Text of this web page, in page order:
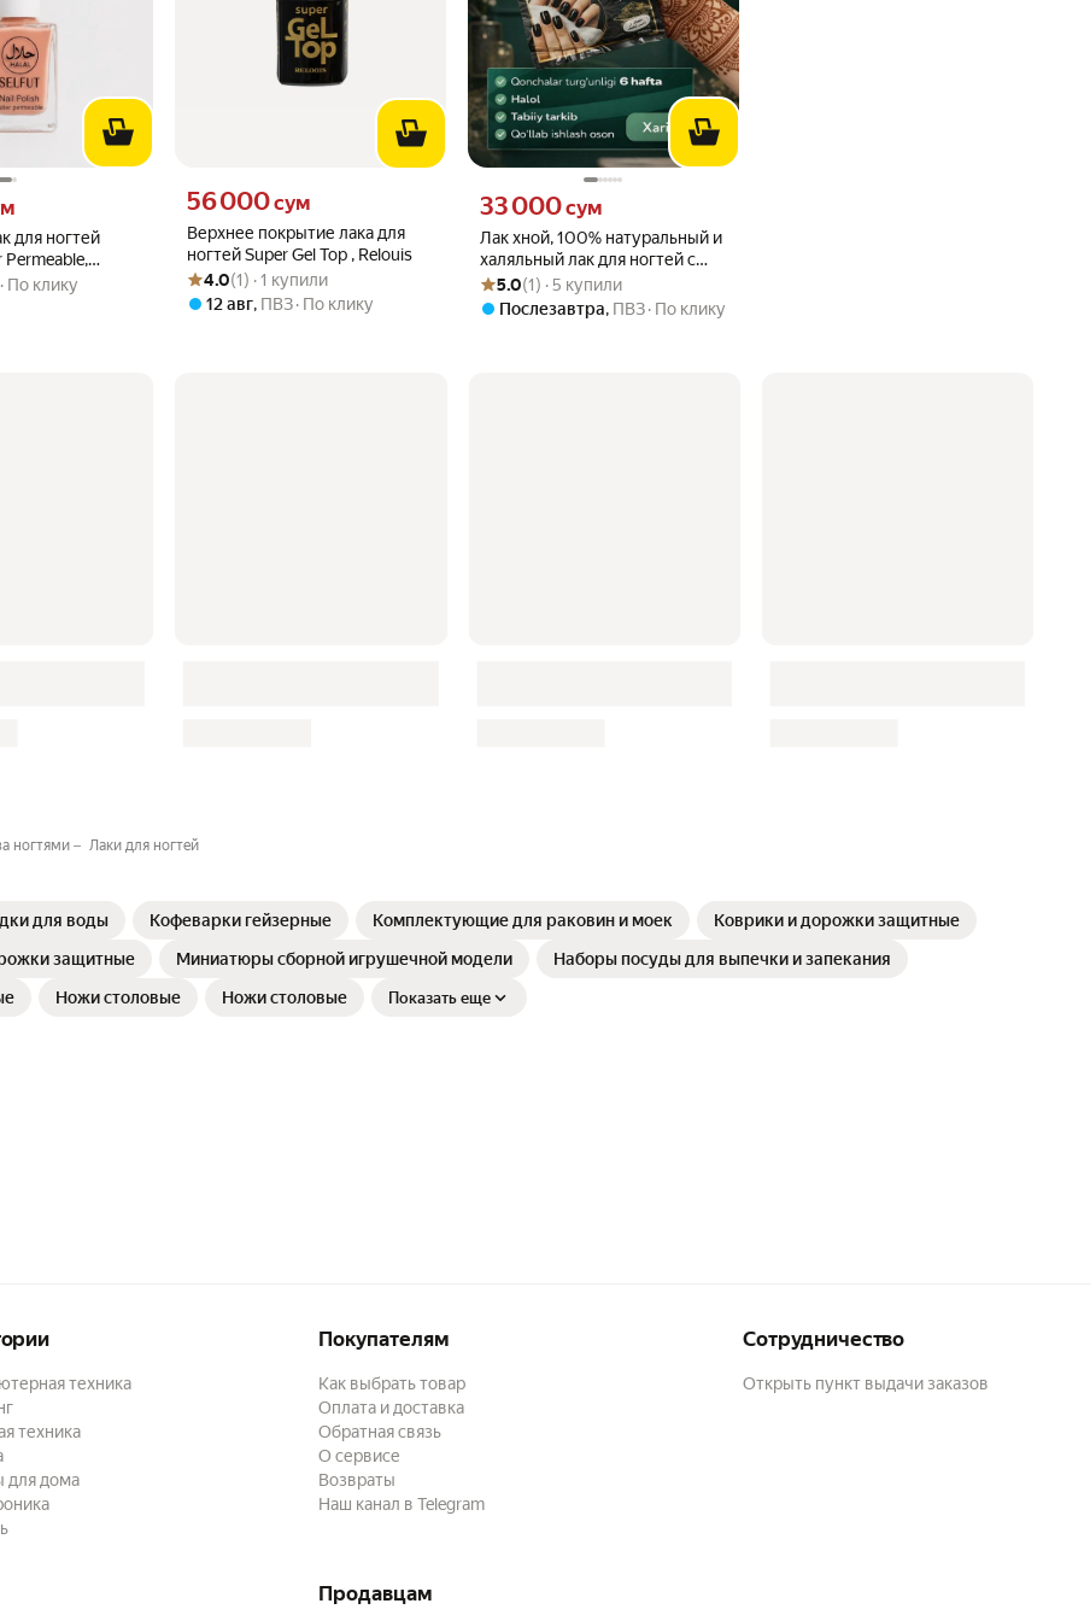
для ногтей
Permeable,
По клику
Верхнее покрытие лака для
ногтей Super Gel Top , Relouis
Цена 56000 сум вместо
56 000сум
Рейтинг товара: 4.0 из 5
Оценок: (1) · 1 купили
4.0(1) · 1 купили
12 авг, ПВЗ По клику
Лак хной, 100% натуральный и
халяльный лак для ногтей с
хной, натуральный лак хной
Jumana
Цена 33000 сум вместо
33 000сум
Рейтинг товара: 5.0 из 5
Оценок: (1) · 5 купили
5.0(1) · 5 купили
Послезавтра, ПВЗ По клику
ногтями⁣ Лаки для ногтей
для воды Кофеварки гейзерные Комплектующие для раковин и моек
Коврики и дорожки защитные
защитные
Миниатюры сборной игрушечной модели
Наборы посуды для выпечки и запекания
Ножи столовые Ножи столовые Показать еще
техника
техника
для дома
Покупателям
Как выбрать товар
Оплата и доставка
Обратная связь
О сервисе
Возвраты
Наш канал в Telegram
Сотрудничество
Открыть пункт выдачи заказов
Продавцам